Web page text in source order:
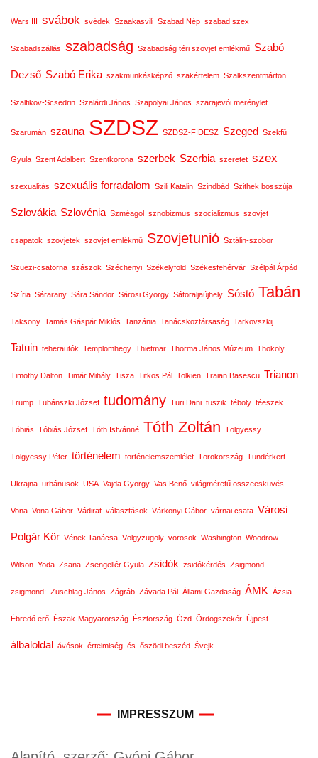
Wars III svábok svédek Szaakasvili Szabad Nép szabad szex
Szabadszállás szabadság Szabadság téri szovjet emlékmű Szabó
Dezső Szabó Erika szakmunkásképző szakértelem Szalkszentmárton
Szaltikov-Scsedrin Szalárdi János Szapolyai János szarajevói merénylet
Szarumán szauna SZDSZ SZDSZ-FIDESZ Szeged Szekfű
Gyula Szent Adalbert Szentkorona szerbek Szerbia szeretet szex
szexualitás szexuális forradalom Szili Katalin Szindbád Szithek bosszúja
Szlovákia Szlovénia Szméagol sznobizmus szocializmus szovjet
csapatok szovjetek szovjet emlékmű Szovjetunió Sztálin-szobor
Szuezi-csatorna szászok Széchenyi Székelyföld Székesfehérvár Szélpál Árpád
Szíria Sárarany Sára Sándor Sárosi György Sátoraljaújhely Sóstó Tabán
Taksony Tamás Gáspár Miklós Tanzánia Tanácsköztársaság Tarkovszkij
Tatuin teherautók Templomhegy Thietmar Thorma János Múzeum Thököly
Timothy Dalton Timár Mihály Tisza Titkos Pál Tolkien Traian Basescu Trianon
Trump Tubánszki József tudomány Turi Dani tuszik téboly téeszek
Tóbiás Tóbiás József Tóth Istvánné Tóth Zoltán Tölgyessy
Tölgyessy Péter történelem történelemszemlélet Törökország Tündérkert
Ukrajna urbánusok USA Vajda György Vas Benő világméretű összeesküvés
Vona Vona Gábor Vádirat választások Várkonyi Gábor várnai csata Városi
Polgár Kör Vének Tanácsa Völgyzugoly vörösök Washington Woodrow
Wilson Yoda Zsana Zsengellér Gyula zsidók zsidókérdés Zsigmond
zsigmond: Zuschlag János Zágráb Závada Pál Állami Gazdaság ÁMK Ázsia
Ébredő erő Észak-Magyarország Észtország Ózd Ördögszekér Újpest
álbaloldal ávósok értelmiség és őszödi beszéd Švejk
IMPRESSZUM